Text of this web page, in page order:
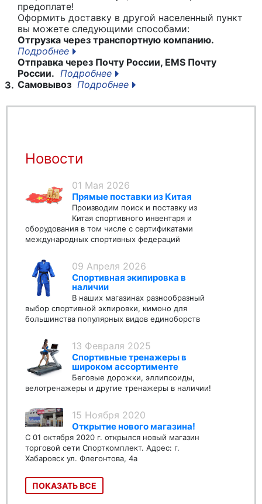
предоплате!
Оформить доставку в другой населенный пункт
вы можете следующими способами:
Отгрузка через транспортную компанию.
Подробнее
Отправка через Почту России, EMS Почту
России. Подробнее
3. Самовывоз Подробнее
Новости
01 Мая 2026
Прямые поставки из Китая
Производим поиск и поставку из
Китая спортивного инвентаря и
оборудования в том числе с сертификатами
международных спортивных федераций
09 Апреля 2026
Спортивная экипировка в
наличии
В наших магазинах разнообразный
выбор спортивной экпировки, кимоно для
большинства популярных видов единоборств
13 Февраля 2025
Спортивные тренажеры в
широком ассортименте
Беговые дорожки, эллипсоиды,
велотренажеры и другие тренажеры в наличии!
15 Ноября 2020
Открытие нового магазина!
С 01 октября 2020 г. открылся новый магазин
торговой сети Спорткомплект. Адрес: г.
Хабаровск ул. Флегонтова, 4а
ПОКАЗАТЬ ВСЕ